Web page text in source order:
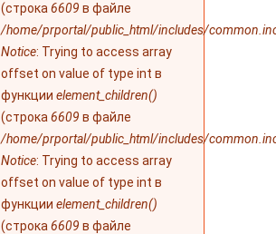
(строка 6609 в файле
/home/prportal/public_html/includes/
Notice: Trying to access array
offset on value of type int в
функции element_children()
(строка 6609 в файле
/home/prportal/public_html/includes/
Notice: Trying to access array
offset on value of type int в
функции element_children()
(строка 6609 в файле